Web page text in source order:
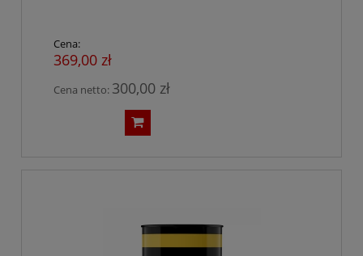
Cena:
369,00 zł
Cena netto: 300,00 zł